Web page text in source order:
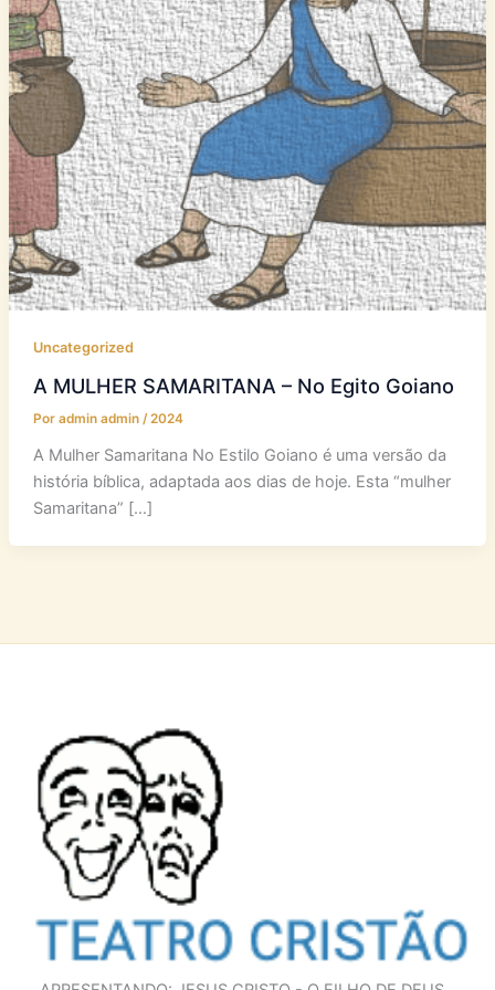
Uncategorized
A MULHER SAMARITANA – No Egito Goiano
Por admin admin /2024
A Mulher Samaritana No Estilo Goiano é uma versão da
história bíblica, adaptada aos dias de hoje. Esta “mulher
Samaritana” […]